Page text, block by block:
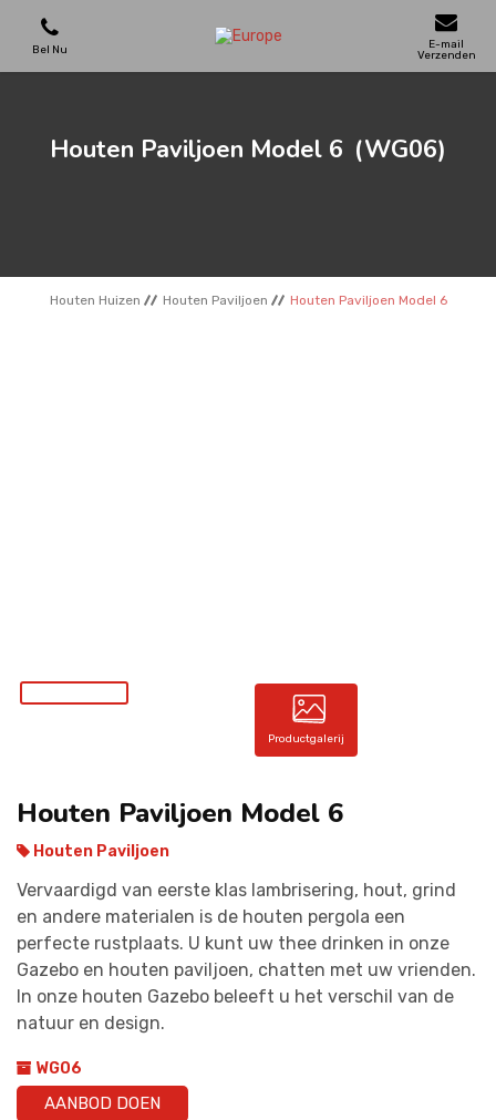
Bel Nu
E-mail
Verzenden
STADSMEUBILAIR
Houten Paviljoen Model 6 (WG06)
Houten Huizen Houten Paviljoen Houten Paviljoen Model 6
Productgalerij
Houten Paviljoen Model 6
Houten Paviljoen
Vervaardigd van eerste klas lambrisering, hout, grind
en andere materialen is de houten pergola een
perfecte rustplaats. U kunt uw thee drinken in onze
Gazebo en houten paviljoen, chatten met uw vrienden.
In onze houten Gazebo beleeft u het verschil van de
natuur en design.
WG06
AANBOD DOEN